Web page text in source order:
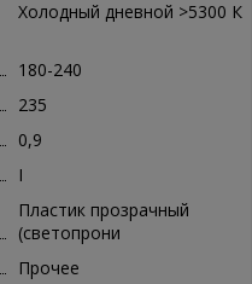
Холодный дневной >5300 К
180-240
235
0,9
I
Пластик прозрачный
(светопрони
Прочее